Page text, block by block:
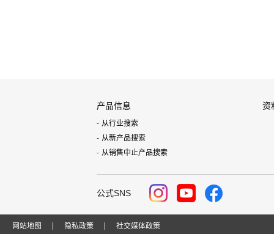
产品信息
从行业搜索
从新产品搜索
从销售中止产品搜索
资
公式SNS
网站地图 隐私政策 社交媒体政策